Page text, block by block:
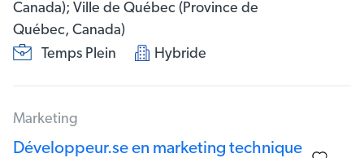
Canada); Ville de Québec (Province de
Québec, Canada)
Temps Plein
Hybride
Marketing
Développeur.se en marketing technique